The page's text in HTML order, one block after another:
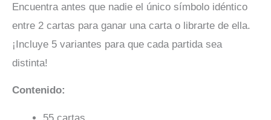
Encuentra antes que nadie el único símbolo idéntico
entre 2 cartas para ganar una carta o librarte de ella.
¡Incluye 5 variantes para que cada partida sea
distinta!
Contenido:
55 cartas